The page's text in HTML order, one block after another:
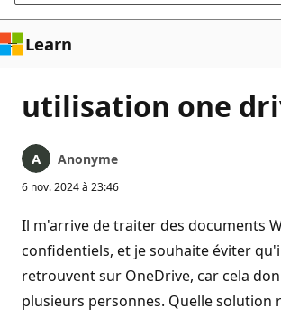
Learn
utilisation one
Anonyme
6 nov. 2024 à 23:46
Il m'arrive de traiter des documents
confidentiels, et je souhaite éviter
retrouvent sur OneDrive, car cela
plusieurs personnes. Quelle solution